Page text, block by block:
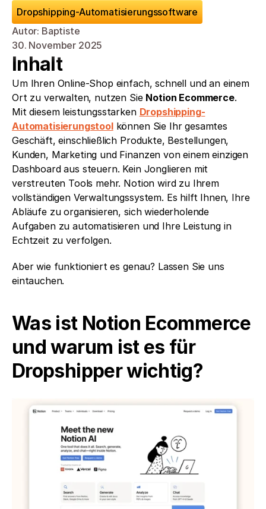
Dropshipping-Automatisierungssoftware
Autor: Baptiste
30. November 2025
Inhalt
Um Ihren Online-Shop einfach, schnell und an einem
Ort zu verwalten, nutzen Sie Notion Ecommerce.
Mit diesem leistungsstarken Dropshipping-
Automatisierungstool können Sie Ihr gesamtes
Geschäft, einschließlich Produkte, Bestellungen,
Kunden, Marketing und Finanzen von einem einzigen
Dashboard aus steuern. Kein Jonglieren mit
verstreuten Tools mehr. Notion wird zu Ihrem
vollständigen Verwaltungssystem. Es hilft Ihnen, Ihre
Abläufe zu organisieren, sich wiederholende
Aufgaben zu automatisieren und Ihre Leistung in
Echtzeit zu verfolgen.
Aber wie funktioniert es genau? Lassen Sie uns
eintauchen.
Was ist Notion Ecommerce
und warum ist es für
Dropshipper wichtig?